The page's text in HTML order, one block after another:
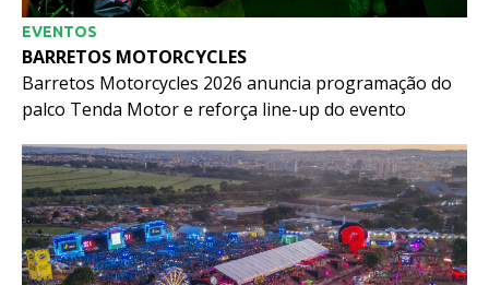
EVENTOS
BARRETOS MOTORCYCLES
Barretos Motorcycles 2026 anuncia programação do
palco Tenda Motor e reforça line-up do evento